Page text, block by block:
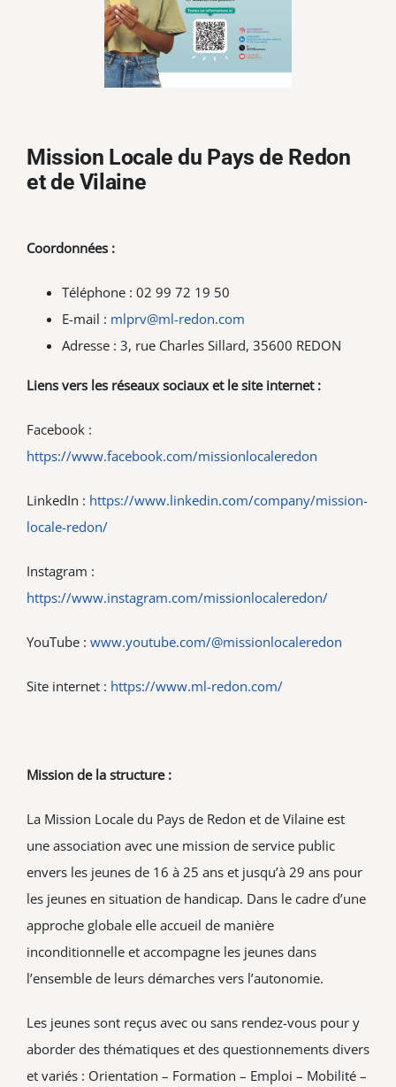
Mission Locale du Pays de Redon
et de Vilaine
Coordonnées :
Téléphone : 02 99 72 19 50
E-mail : mlprv@ml-redon.com
Adresse : 3, rue Charles Sillard, 35600 REDON
Liens vers les réseaux sociaux et le site internet :
Facebook :
https://www.facebook.com/missionlocaleredon
LinkedIn : https://www.linkedin.com/company/mission-
locale-redon/
Instagram :
https://www.instagram.com/missionlocaleredon/
YouTube : www.youtube.com/@missionlocaleredon
Site internet : https://www.ml-redon.com/
Mission de la structure :
La Mission Locale du Pays de Redon et de Vilaine est
une association avec une mission de service public
envers les jeunes de 16 à 25 ans et jusqu’à 29 ans pour
les jeunes en situation de handicap. Dans le cadre d’une
approche globale elle accueil de manière
inconditionnelle et accompagne les jeunes dans
l’ensemble de leurs démarches vers l’autonomie.
Les jeunes sont reçus avec ou sans rendez-vous pour y
aborder des thématiques et des questionnements divers
et variés : Orientation – Formation – Emploi – Mobilité –